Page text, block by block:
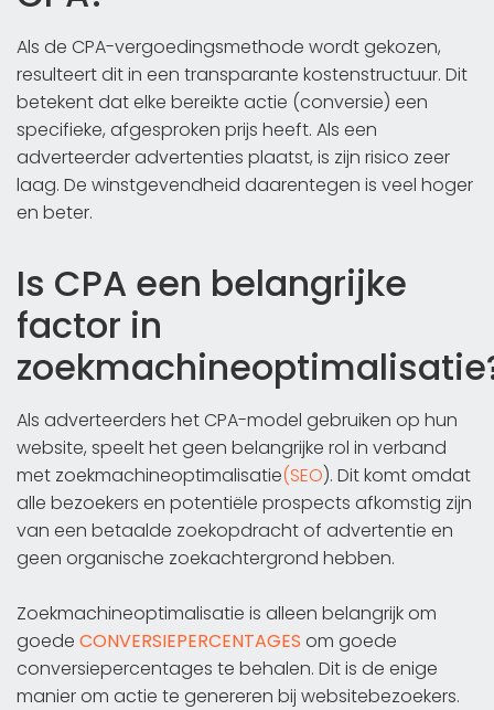
Als de CPA-vergoedingsmethode wordt gekozen,
resulteert dit in een transparante kostenstructuur. Dit
betekent dat elke bereikte actie (conversie) een
specifieke, afgesproken prijs heeft. Als een
adverteerder advertenties plaatst, is zijn risico zeer
laag. De winstgevendheid daarentegen is veel hoger
en beter.
Is CPA een belangrijke
factor in
Als adverteerders het CPA-model gebruiken op hun
website, speelt het geen belangrijke rol in verband
met zoekmachineoptimalisatie(SEO). Dit komt omdat
alle bezoekers en potentiële prospects afkomstig zijn
van een betaalde zoekopdracht of advertentie en
geen organische zoekachtergrond hebben.
Zoekmachineoptimalisatie is alleen belangrijk om
goede CONVERSIEPERCENTAGES om goede
conversiepercentages te behalen. Dit is de enige
manier om actie te genereren bij websitebezoekers.